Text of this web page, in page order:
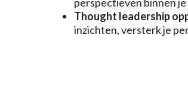
Thought leadership
inzichten, versterk je